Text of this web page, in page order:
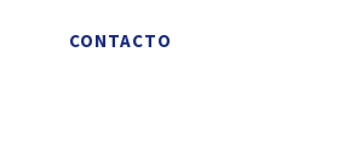
CONTACTO